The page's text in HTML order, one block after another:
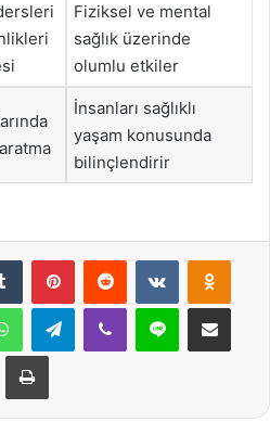
Fiziksel ve mental
sağlık üzerinde
olumlu etkiler
İnsanları sağlıklı
yaşam konusunda
bilinçlendirir
Tumblr PinterestReddit VKontakte
WhatsAppTelegramViber Line E-Posta ile
Yazdır